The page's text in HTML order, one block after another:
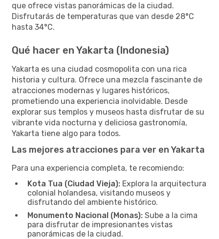
que ofrece vistas panorámicas de la ciudad.
Disfrutarás de temperaturas que van desde 28°C
hasta 34°C.
Qué hacer en Yakarta (Indonesia)
Yakarta es una ciudad cosmopolita con una rica
historia y cultura. Ofrece una mezcla fascinante de
atracciones modernas y lugares históricos,
prometiendo una experiencia inolvidable. Desde
explorar sus templos y museos hasta disfrutar de su
vibrante vida nocturna y deliciosa gastronomía,
Yakarta tiene algo para todos.
Las mejores atracciones para ver en Yakarta
Para una experiencia completa, te recomiendo:
Kota Tua (Ciudad Vieja): Explora la arquitectura
colonial holandesa, visitando museos y
disfrutando del ambiente histórico.
Monumento Nacional (Monas): Sube a la cima
para disfrutar de impresionantes vistas
panorámicas de la ciudad.